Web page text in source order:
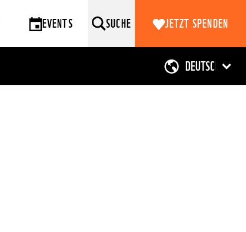
EVENTS SUCHE JETZT SPENDEN